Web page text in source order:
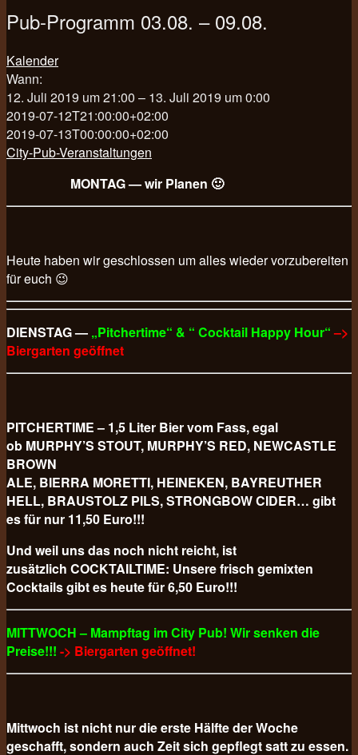
Pub-Programm 03.08. – 09.08.
Kalender
Wann:
12. Juli 2019 um 21:00 – 13. Juli 2019 um 0:00
2019-07-12T21:00:00+02:00
2019-07-13T00:00:00+02:00
City-Pub-Veranstaltungen
MONTAG — wir Planen 🙂
Heute haben wir geschlossen um alles wieder vorzubereiten
für euch 😉
DIENSTAG — „Pitchertime“ & “ Cocktail Happy Hour“–>
Biergarten geöffnet
PITCHERTIME – 1,5 Liter Bier vom Fass, egal
ob MURPHY’S STOUT, MURPHY’S RED, NEWCASTLE
BROWN
ALE, BIERRA MORETTI, HEINEKEN, BAYREUTHER
HELL, BRAUSTOLZ PILS, STRONGBOW CIDER… gibt
es für nur 11,50 Euro!!!
Und weil uns das noch nicht reicht, ist
zusätzlich COCKTAILTIME: Unsere frisch gemixten
Cocktails gibt es heute für 6,50 Euro!!!
MITTWOCH – Mampftag im City Pub! Wir senken die
Preise!!! -> Biergarten geöffnet!
Mittwoch ist nicht nur die erste Hälfte der Woche
geschafft, sondern auch Zeit sich gepflegt satt zu essen.